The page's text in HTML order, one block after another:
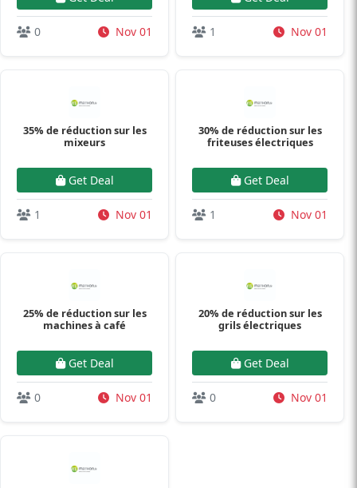
0 Nov 01 1 Nov 01
35% de réduction sur les
mixeurs
Get Deal
1 Nov 01
30% de réduction sur les
friteuses électriques
Get Deal
1 Nov 01
25% de réduction sur les
machines à café
Get Deal
0 Nov 01
20% de réduction sur les
grils électriques
Get Deal
0 Nov 01